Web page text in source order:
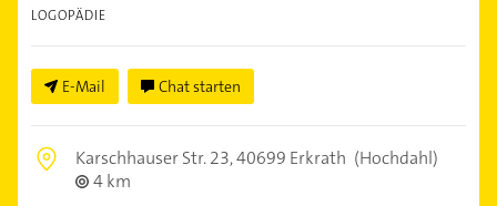
LOGOPÄDIE
E-Mail Chat starten
Karschhauser Str. 23,40699 Erkrath (Hochdahl)
4 km